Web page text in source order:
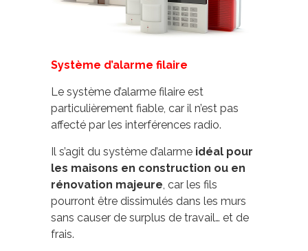
Système d’alarme filaire
Le système d’alarme filaire est
particulièrement fiable, car il n’est pas
affecté par les interférences radio.
Il s’agit du système d’alarme idéal pour
les maisons en construction ou en
rénovation majeure , car les fils
pourront être dissimulés dans les murs
sans causer de surplus de travail… et de
frais.